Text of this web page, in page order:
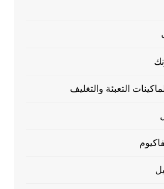
التعبئة والتغليف